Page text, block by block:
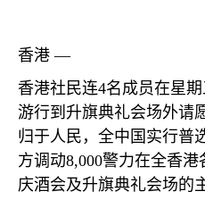
香港 —
香港社民连4名成员在星期
游行到升旗典礼会场外请
归于人民，全中国实行普
方调动8,000警力在全香港
庆酒会及升旗典礼会场的